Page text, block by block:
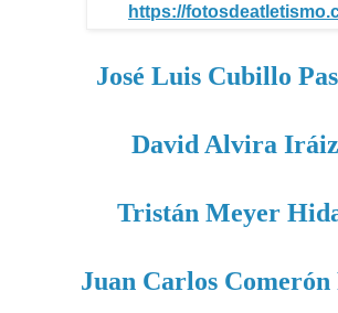
https://
José Luis Cubillo
David Alvira
Tristán Meyer
Juan Carlos Comerón